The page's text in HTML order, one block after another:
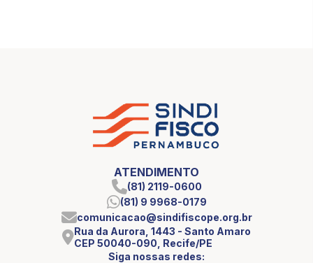
ATENDIMENTO
(81) 2119-0600
(81) 9 9968-0179
comunicacao@sindifiscope.org.br
Rua da Aurora, 1443 - Santo Amaro
CEP 50040-090, Recife/PE
Siga nossas redes: